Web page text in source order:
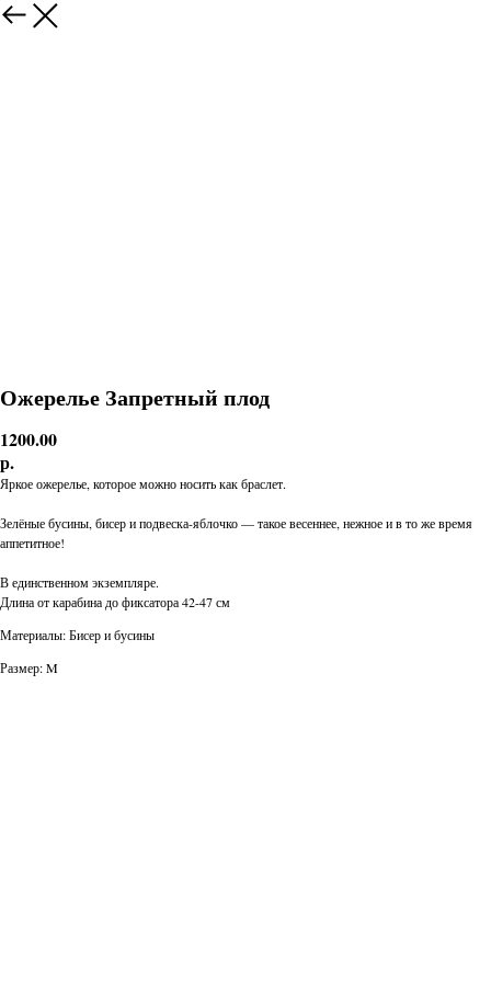
Ожерелье Запретный плод
1200.00
р.
Яркое ожерелье, которое можно носить как браслет.
Зелёные бусины, бисер и подвеска-яблочко — такое весеннее, нежное и в то же время
аппетитное!
В единственном экземпляре.
Длина от карабина до фиксатора 42-47 см
Материалы: Бисер и бусины
Размер: M